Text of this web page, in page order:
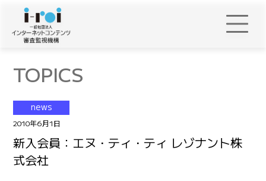
TOPICS
news
2010年6月1日
新入会員：エヌ・ティ・ティ レゾナント株
式会社